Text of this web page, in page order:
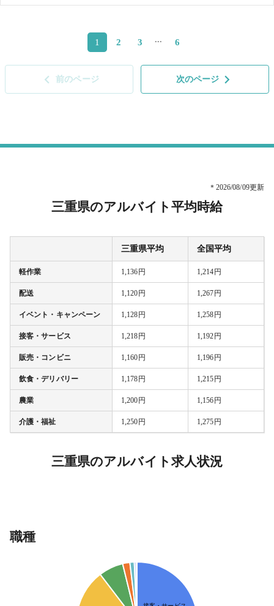
ての採用をご希望の方はお気軽に担当者へお声がけください♪
前のページ
1 2 3 ... 6
次のページ
＊2026/08/09更新
三重県のアルバイト平均時給
三重県平均 全国平均
軽作業 1,136円 1,214円
配送 1,120円 1,267円
イベント・キャンペーン 1,128円 1,258円
接客・サービス 1,218円 1,192円
販売・コンビニ 1,160円 1,196円
飲食・デリバリー 1,178円 1,215円
農業 1,200円 1,156円
介護・福祉 1,250円 1,275円
三重県のアルバイト求人状況
職種